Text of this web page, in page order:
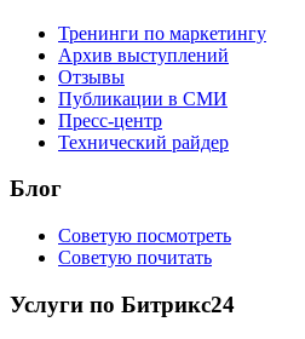
Тренинги по маркетингу
Архив выступлений
Отзывы
Публикации в СМИ
Пресс-центр
Технический райдер
Блог
Советую посмотреть
Советую почитать
Услуги по Битрикс24